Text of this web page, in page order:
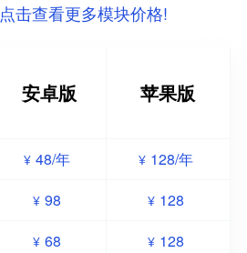
点击查看更多模块价格!
安卓版 苹果版
¥ 48/年 ¥ 128/年
¥ 98 ¥ 128
¥ 68 ¥ 128